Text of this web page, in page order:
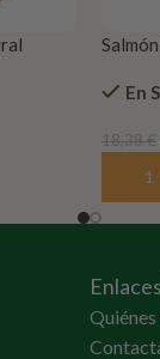
En
18,38€
Quiénes